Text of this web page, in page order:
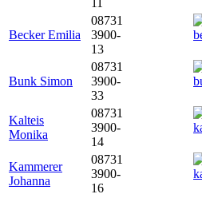
Becker Emilia
08731
3900-
13
Bunk Simon
08731
3900-
33
Kalteis
Monika
08731
3900-
14
Kammerer
Johanna
08731
3900-
16